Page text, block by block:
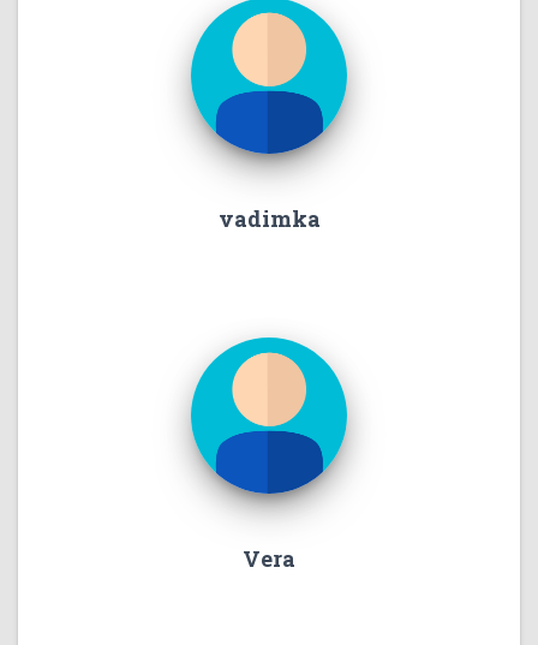
vadimka
Vera